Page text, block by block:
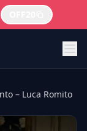
– Luca Romito